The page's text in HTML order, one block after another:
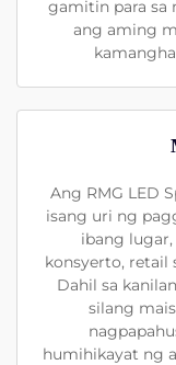
gamitin para sa
ang aming
Ang RMG LED
isang uri ng
ibang
konsyerto, retail
Dahil sa
silang
humihikayat ng